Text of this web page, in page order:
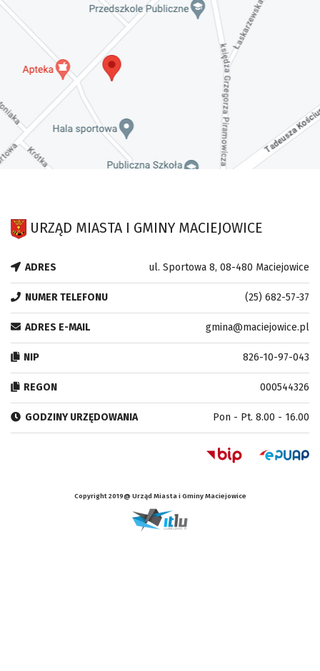
URZĄD MIASTA I GMINY MACIEJOWICE
ADRES ul. Sportowa 8, 08-480 Maciejowice
NUMER TELEFONU (25) 682-57-37
ADRES E-MAIL gmina@maciejowice.pl
NIP 826-10-97-043
REGON 000544326
GODZINY URZĘDOWANIA Pon - Pt. 8.00 - 16.00
Copyright 2019@ Urząd Miasta i Gminy Maciejowice